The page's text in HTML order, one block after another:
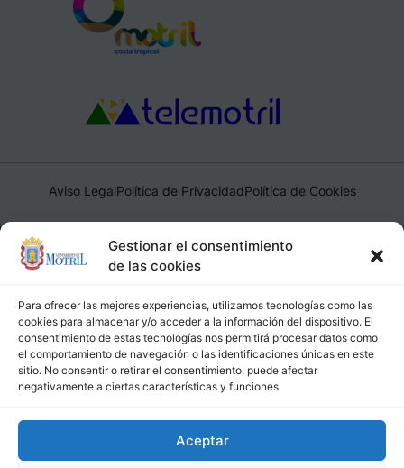
Gestionar el consentimiento
de las cookies
Para ofrecer las mejores experiencias, utilizamos tecnologías como las
cookies para almacenar y/o acceder a la información del dispositivo. El
consentimiento de estas tecnologías nos permitirá procesar datos como
el comportamiento de navegación o las identificaciones únicas en este
sitio. No consentir o retirar el consentimiento, puede afectar
negativamente a ciertas características y funciones.
Aceptar
Aviso LegalPolítica de PrivacidadPolítica de Cookies
Ayuntamiento de Motril, Plaza de España, 1, 18600, Motril,
(Granada), CIF: P1814200J, DIR3: L01181400